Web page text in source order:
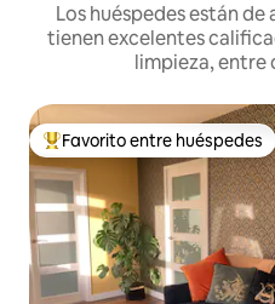
Los huéspedes están
tienen excelentes
limpieza, entre
De los mejores en Favorito
Favorito entre huéspedes